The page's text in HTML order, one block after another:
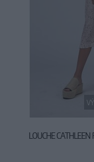
LOUCHE CATHLEEN